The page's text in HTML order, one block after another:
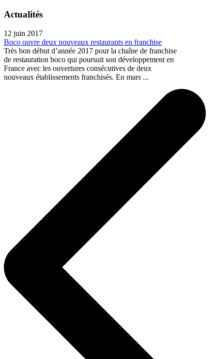
Actualités
12 juin 2017
Boco ouvre deux nouveaux restaurants en franchise
Très bon début d’année 2017 pour la chaîne de franchise
de restauration boco qui poursuit son développement en
France avec les ouvertures consécutives de deux
nouveaux établissements franchisés. En mars ...